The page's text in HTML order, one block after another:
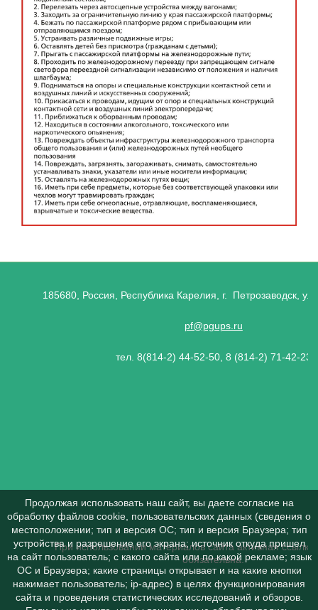
185680, Россия, Республика Карелия, г. Петрозаводск,
pf@pgups.ru
тел. 8(814-2) 44-52-50, 8 (814-2) 71-42-23
При использовании материалов сайта активная ссылка
обязательна.
Продолжая использовать наш сайт, вы даете согласие на
обработку файлов cookie, пользовательских данных (сведения о
местоположении; тип и версия ОС; тип и версия Браузера; тип
устройства и разрешение его экрана; источник откуда пришел
на сайт пользователь; с какого сайта или по какой рекламе; язык
ОС и Браузера; какие страницы открывает и на какие кнопки
нажимает пользователь; ip-адрес) в целях функционирования
сайта и проведения статистических исследований и обзоров.